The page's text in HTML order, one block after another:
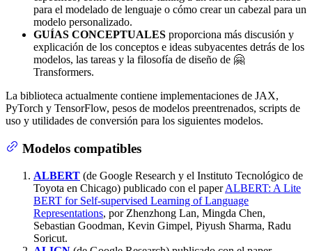
para el modelado de lenguaje o cómo crear un cabezal para un
modelo personalizado.
GUÍAS CONCEPTUALES proporciona más discusión y
explicación de los conceptos e ideas subyacentes detrás de los
modelos, las tareas y la filosofía de diseño de 🤗
Transformers.
La biblioteca actualmente contiene implementaciones de JAX,
PyTorch y TensorFlow, pesos de modelos preentrenados, scripts de
uso y utilidades de conversión para los siguientes modelos.
Modelos compatibles
ALBERT (de Google Research y el Instituto Tecnológico de
Toyota en Chicago) publicado con el paperALBERT: A Lite
BERT for Self-supervised Learning of Language
Representations, por Zhenzhong Lan, Mingda Chen,
Sebastian Goodman, Kevin Gimpel, Piyush Sharma, Radu
Soricut.